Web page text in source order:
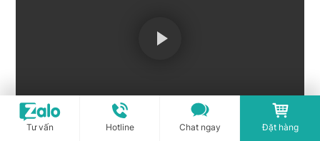
Tư vấn Hotline Chat ngay Đặt hàng